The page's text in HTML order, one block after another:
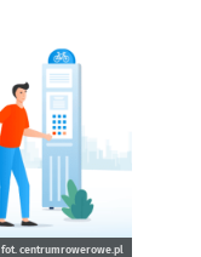
fot. centrumrowerowe.pl